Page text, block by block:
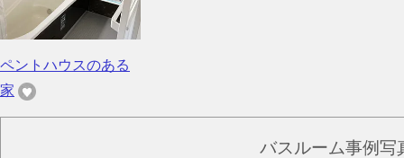
ペントハウスのある
家
バスルーム事例写